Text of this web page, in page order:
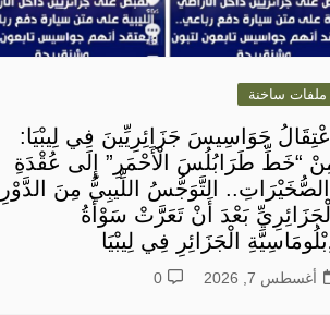
ملفات ساخنة
اِعْتِقَالُ جَوَاسِيسَ جَزَائِرِيِّينَ فِي لِيبْيَا:
“خَطِّ طَرَابُلُسَ الْأَحْمَرِ” إِلَى عُقْدَةِ
التَّوَجُّسُ اللِّيبِيُّ مِنَ الدَّوْرِ
الْجَزَائِرِيِّ بَعْدَ أَنْ تَعَرَّتْ سَوْأَةُ
الْجَزَائِرِ فِي لِيبْيَا
أغسطس 7, 2026 0